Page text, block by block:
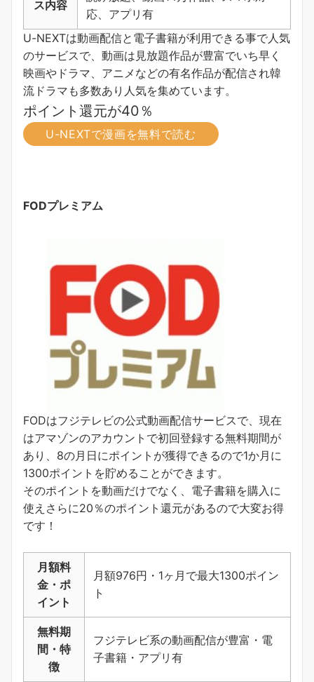
ス内容
応、アプリ有
U-NEXTは動画配信と電子書籍が利用できる事で人気
のサービスで、動画は見放題作品が豊富でいち早く
映画やドラマ、アニメなどの有名作品が配信され韓
流ドラマも多数あり人気を集めています。
ポイント還元が40％
U-NEXTで漫画を無料で読む
FODプレミアム
FODはフジテレビの公式動画配信サービスで、現在
はアマゾンのアカウントで初回登録する無料期間が
あり、8の月日にポイントが獲得できるので1か月に
1300ポイントを貯めることができます。
そのポイントを動画だけでなく、電子書籍を購入に
使えさらに20％のポイント還元があるので大変お得
です！
月額料
金・ポ
イント
月額976円・1ヶ月で最大1300ポイン
ト
無料期
間・特
徴
フジテレビ系の動画配信が豊富・電
子書籍・アプリ有